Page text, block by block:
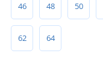
46 48 50
62 64